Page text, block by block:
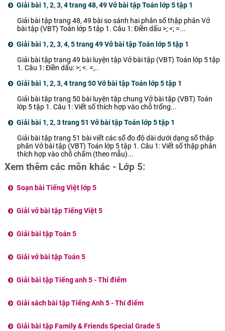
Giải bài 1, 2, 3, 4 trang 48, 49 Vở bài tập Toán lớp 5 tập 1
Giải bài tập trang 48, 49 bài so sánh hai phân số thập phân Vở
bài tập (VBT) Toán lớp 5 tập 1. Câu 1: Điền dấu >; <; =...
Giải bài 1, 2, 3, 4, 5 trang 49 Vở bài tập Toán lớp 5 tập 1
Giải bài tập trang 49 bài luyện tập Vở bài tập (VBT) Toán lớp 5 tập
1. Câu 1: Điền dấu: >; <. =,..
Giải bài 1, 2, 3, 4 trang 50 Vở bài tập Toán lớp 5 tập 1
Giải bài tập trang 50 bài luyện tập chung Vở bài tập (VBT) Toán
lớp 5 tập 1. Câu 1: Viết số thích hợp vào chỗ trống...
Giải bài 1, 2, 3 trang 51 Vở bài tập Toán lớp 5 tập 1
Giải bài tập trang 51 bài viết các số đo độ dài dưới dạng số thập
phân Vở bài tập (VBT) Toán lớp 5 tập 1. Câu 1: Viết số thập phân
thích hợp vào chỗ chấm (theo mẫu)...
Xem thêm các môn khác - Lớp 5:
Soạn bài Tiếng Việt lớp 5
Giải vở bài tập Tiếng Việt 5
Giải bài tập Toán 5
Giải vở bài tập Toán 5
Giải bài tập Tiếng anh 5 - Thí điểm
Giải sách bài tập Tiếng Anh 5 - Thí điểm
Giải bài tập Family & Friends Special Grade 5